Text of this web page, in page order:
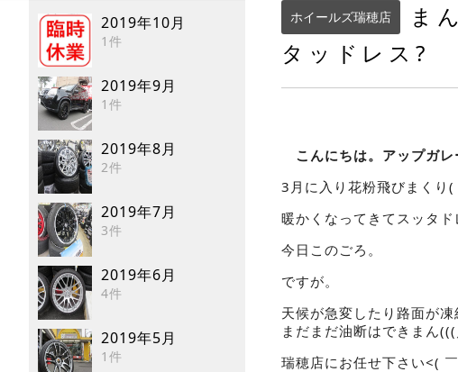
2019年10月
1件
2019年9月
1件
2019年8月
2件
2019年7月
3件
2019年6月
4件
2019年5月
1件
ホイールズ瑞穂店
ま
タッドレス?
こんにちは。アップガレ
3月に入り花粉飛びまくり
暖かくなってきてスッタ
今日このごろ。
ですが。
天候が急変したり路面が
まだまだ油断はできまん
瑞穂店にお任せ下さい<(